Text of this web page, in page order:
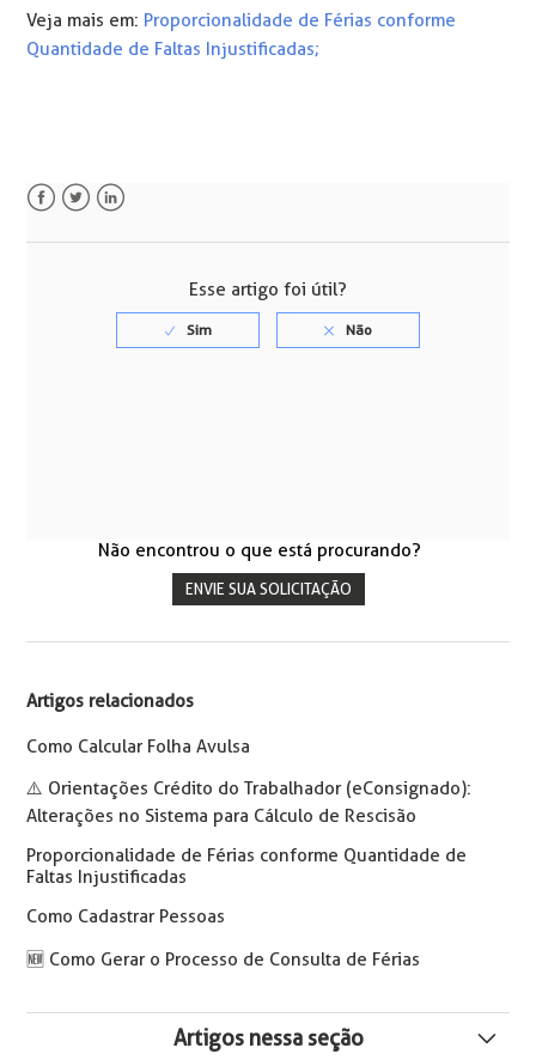
Veja mais em: Proporcionalidade de Férias conforme
Quantidade de Faltas Injustificadas;
Esse artigo foi útil?
Não encontrou o que está procurando?
ENVIE SUA SOLICITAÇÃO
Artigos relacionados
Como Calcular Folha Avulsa
⚠️ Orientações Crédito do Trabalhador (eConsignado):
Alterações no Sistema para Cálculo de Rescisão
Proporcionalidade de Férias conforme Quantidade de
Faltas Injustificadas
Como Cadastrar Pessoas
🆕️ Como Gerar o Processo de Consulta de Férias
Artigos nessa seção